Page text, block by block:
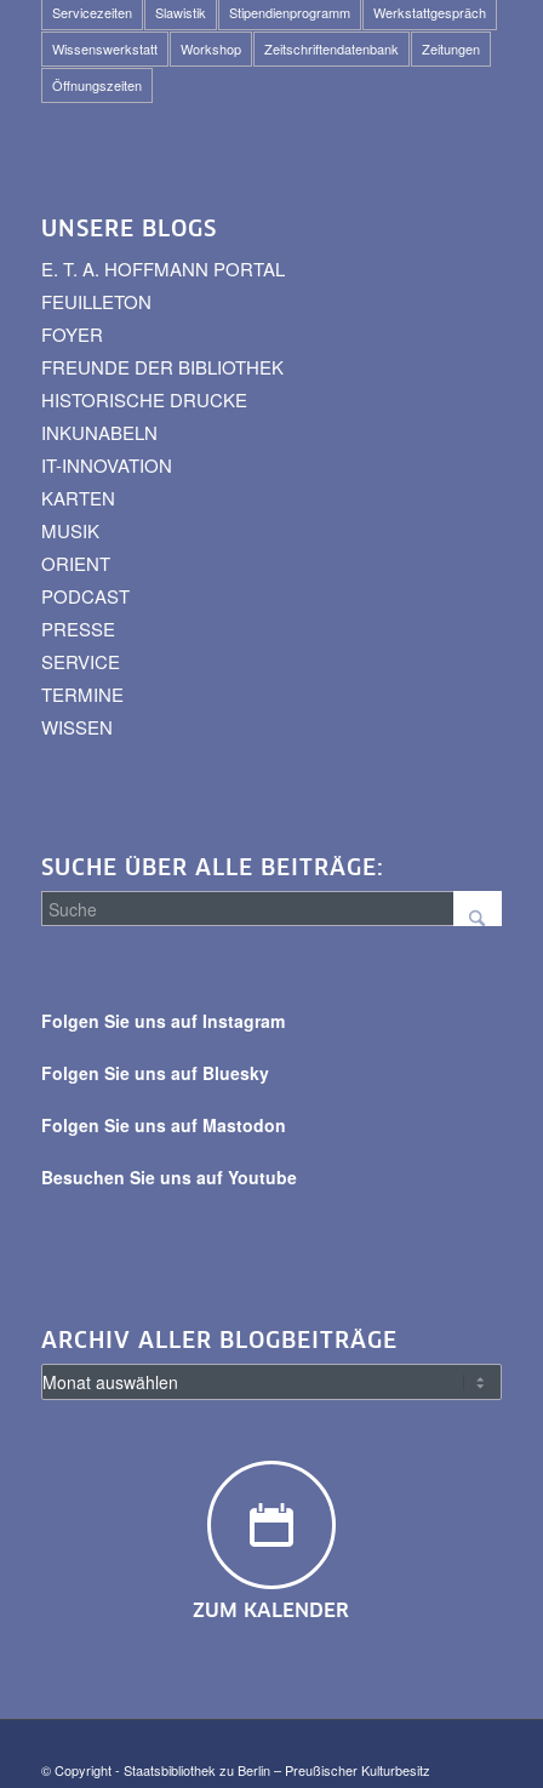
Servicezeiten
Slawistik Stipendienprogramm
Werkstattgespräch
Wissenswerkstatt
Workshop Zeitschriftendatenbank
Zeitungen
Öffnungszeiten
UNSERE BLOGS
E. T. A. HOFFMANN PORTAL
FEUILLETON
FOYER
FREUNDE DER BIBLIOTHEK
HISTORISCHE DRUCKE
INKUNABELN
IT-INNOVATION
KARTEN
MUSIK
ORIENT
PODCAST
PRESSE
SERVICE
TERMINE
WISSEN
SUCHE ÜBER ALLE BEITRÄGE:
alle
Folgen Sie uns auf Instagram
Folgen Sie uns auf Bluesky
Folgen Sie uns auf Mastodon
Besuchen Sie uns auf Youtube
ARCHIV ALLER BLOGBEITRÄGE
ZUM KALENDER
© Copyright - Staatsbibliothek zu Berlin – Preußischer Kulturbesitz